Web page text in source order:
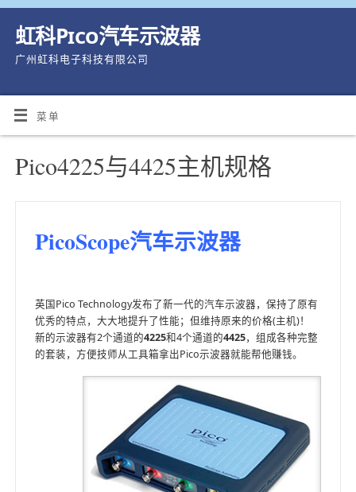
虹科Pico汽车示波器
广州虹科电子科技有限公司
菜单
Pico4225与4425主机规格
PicoScope汽车示波器
英国Pico Technology发布了新一代的汽车示波器，保持了原有
优秀的特点，大大地提升了性能；但维持原来的价格(主机)！
新的示波器有2个通道的4225和4个通道的4425，组成各种完整
的套装，方便技师从工具箱拿出Pico示波器就能帮他赚钱。